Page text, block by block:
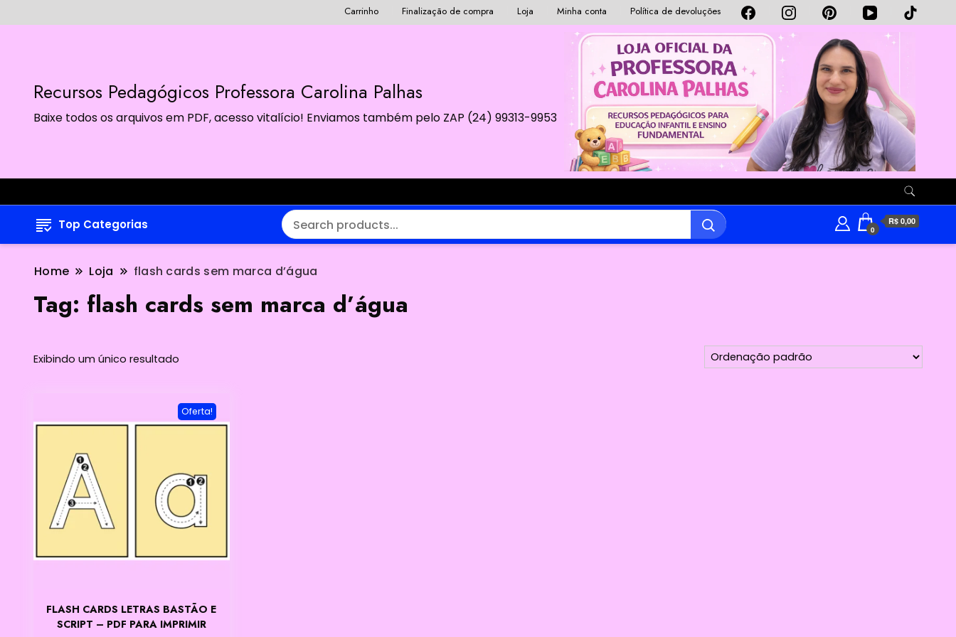
Carrinho Finalização de compra Loja Minha conta Política de devoluções
Recursos Pedagógicos Professora Carolina Palhas
Baixe todos os arquivos em PDF, acesso vitalício! Enviamos também pelo ZAP (24) 99313-9953
Top Categorias 0
R$ 0,00
Home Loja flash cards sem marca d’água
Tag: flash cards sem marca d’água
Exibindo um único resultado
Oferta!
FLASH CARDS LETRAS BASTÃO E
SCRIPT – PDF PARA IMPRIMIR